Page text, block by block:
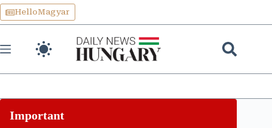
Skip
to
content
HelloMagyar